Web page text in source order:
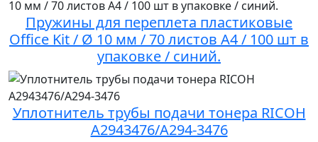
Пружины для переплета пластиковые
Office Kit / Ø 10 мм / 70 листов A4 / 100 шт в
упаковке / синий.
Уплотнитель трубы подачи тонера RICOH
A2943476/A294-3476